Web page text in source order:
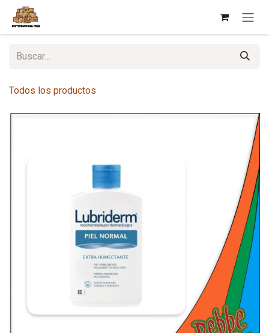
Ir al contenido
Todos los productos